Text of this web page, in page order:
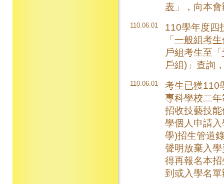
表 」，向本
110.06.01
110學年度四
「一般組考
戶組考生至「
戶組) 」查詢
110.06.01
考生已獲110
專科學校二
招收技藝技
學個人申請
學)招生管道
聲明放棄入
得再報名本
到或入學名